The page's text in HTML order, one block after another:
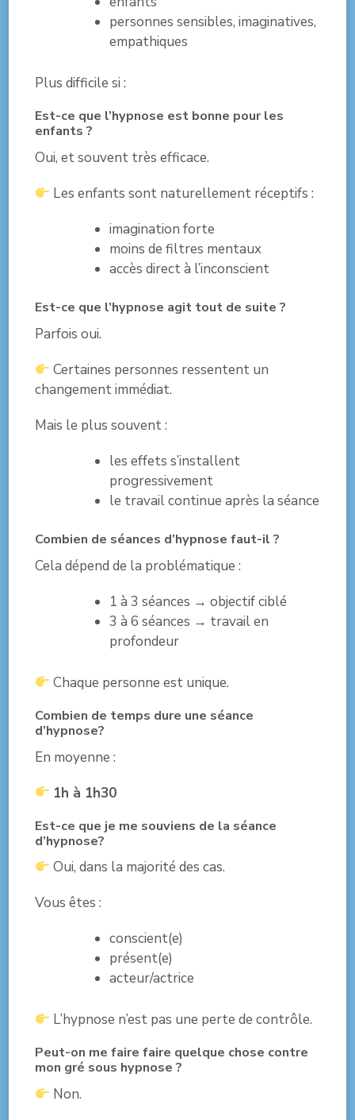
personnes sensibles, imaginatives,
empathiques
Plus difficile si :
Est-ce que l’hypnose est bonne pour les
enfants ?
Oui, et souvent très efficace.
Les enfants sont naturellement réceptifs :
imagination forte
moins de filtres mentaux
accès direct à l’inconscient
Est-ce que l’hypnose agit tout de suite ?
Parfois oui.
Certaines personnes ressentent un
changement immédiat.
Mais le plus souvent :
les effets s’installent
progressivement
le travail continue après la séance
Combien de séances d’hypnose faut-il ?
Cela dépend de la problématique :
1 à 3 séances → objectif ciblé
3 à 6 séances → travail en
profondeur
Chaque personne est unique.
Combien de temps dure une séance
d’hypnose?
En moyenne :
1h à 1h30
Est-ce que je me souviens de la séance
d’hypnose?
Oui, dans la majorité des cas.
Vous êtes :
conscient(e)
présent(e)
acteur/actrice
L’hypnose n’est pas une perte de contrôle.
Peut-on me faire faire quelque chose contre
mon gré sous hypnose ?
Non.